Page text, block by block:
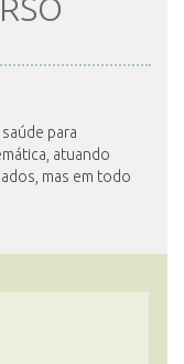
para
atuando
mas em todo